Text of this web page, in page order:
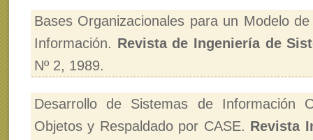
Bases Organizacionales para un Modelo
Información. Revista de Ingeniería de
Nº 2, 1989.
Desarrollo de Sistemas de Información
Objetos y Respaldado por CASE. Revista